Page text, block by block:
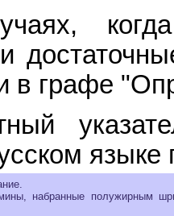
в графе
набранные полужирным